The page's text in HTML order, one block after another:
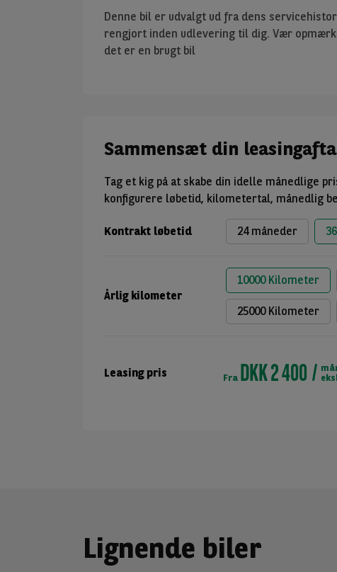
Denne bil er udvalgt ud fra dens
rengjort inden udlevering til dig. Vær
det er en brugt bil
Sammensæt din
Tag et kig på at skabe din idelle månedlige
konfigurere løbetid, kilometertal, månedlig
Kontrakt løbetid 24 måneder
Årlig kilometer
10000 Kilometer
25000 Kilometer
Leasing pris Fra DKK 2 400
Lignende biler